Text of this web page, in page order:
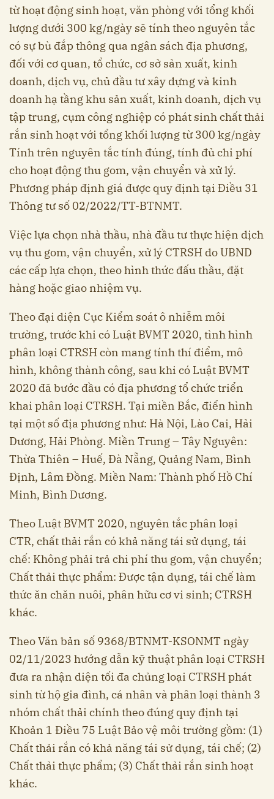
từ hoạt động sinh hoạt, văn phòng với tổng khối
lượng dưới 300 kg/ngày sẽ tính theo nguyên tắc
có sự bù đắp thông qua ngân sách địa phương,
đối với cơ quan, tổ chức, cơ sở sản xuất, kinh
doanh, dịch vụ, chủ đầu tư xây dựng và kinh
doanh hạ tầng khu sản xuất, kinh doanh, dịch vụ
tập trung, cụm công nghiệp có phát sinh chất thải
rắn sinh hoạt với tổng khối lượng từ 300 kg/ngày
Tính trên nguyên tắc tính đúng, tính đủ chi phí
cho hoạt động thu gom, vận chuyển và xử lý.
Phương pháp định giá được quy định tại Điều 31
Thông tư số 02/2022/TT-BTNMT.
Việc lựa chọn nhà thầu, nhà đầu tư thực hiện dịch
vụ thu gom, vận chuyển, xử lý CTRSH do UBND
các cấp lựa chọn, theo hình thức đấu thầu, đặt
hàng hoặc giao nhiệm vụ.
Theo đại diện Cục Kiểm soát ô nhiễm môi
trường, trước khi có Luật BVMT 2020, tình hình
phân loại CTRSH còn mang tính thí điểm, mô
hình, không thành công, sau khi có Luật BVMT
2020 đã bước đầu có địa phương tổ chức triển
khai phân loại CTRSH. Tại miền Bắc, điển hình
tại một số địa phương như: Hà Nội, Lào Cai, Hải
Dương, Hải Phòng. Miền Trung – Tây Nguyên:
Thừa Thiên – Huế, Đà Nẵng, Quảng Nam, Bình
Định, Lâm Đồng. Miền Nam: Thành phố Hồ Chí
Minh, Bình Dương.
Theo Luật BVMT 2020, nguyên tắc phân loại
CTR, chất thải rắn có khả năng tái sử dụng, tái
chế: Không phải trả chi phí thu gom, vận chuyển;
Chất thải thực phẩm: Được tận dụng, tái chế làm
thức ăn chăn nuôi, phân hữu cơ vi sinh; CTRSH
khác.
Theo Văn bản số 9368/BTNMT-KSONMT ngày
02/11/2023 hướng dẫn kỹ thuật phân loại CTRSH
đưa ra nhận diện tối đa chủng loại CTRSH phát
sinh từ hộ gia đình, cá nhân và phân loại thành 3
nhóm chất thải chính theo đúng quy định tại
Khoản 1 Điều 75 Luật Bảo vệ môi trường gồm: (1)
Chất thải rắn có khả năng tái sử dụng, tái chế; (2)
Chất thải thực phẩm; (3) Chất thải rắn sinh hoạt
khác.